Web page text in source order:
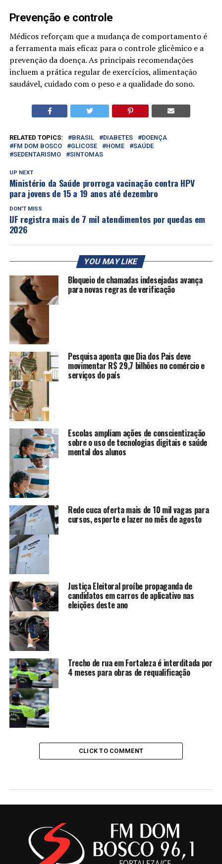
Prevenção e controle
Médicos reforçam que a mudança de comportamento é
a ferramenta mais eficaz para o controle glicêmico e a
prevenção da doença. As principais recomendações
incluem a prática regular de exercícios, alimentação
saudável, cuidado com o peso e a qualidade do sono.
RELATED TOPICS: BRASIL DIABETES
DOENÇA
FM DOM BOSCO
GLICOSE HOME
SAÚDE
SEDENTARISMO
SINTOMAS
UP NEXT
Ministério da Saúde prorroga vacinação contra HPV
para jovens de 15 a 19 anos até dezembro
DON'T MISS
IJF registra mais de 7 mil atendimentos por quedas em
2026
YOU MAY LIKE
Bloqueio de chamadas indesejadas avança
para novas regras de verificação
Pesquisa aponta que Dia dos Pais deve
movimentar R$ 29,7 bilhões no comércio e
serviços do país
Escolas ampliam ações de conscientização
sobre o uso de tecnologias digitais e saúde
mental dos alunos
Rede cuca oferta mais de 10 mil vagas para
cursos, esporte e lazer no mês de agosto
Justiça Eleitoral proíbe propaganda de
candidatos em carros de aplicativo nas
eleições deste ano
Trecho de rua em Fortaleza é interditada por
4 meses para obras de requalificação
CLICK TO COMMENT